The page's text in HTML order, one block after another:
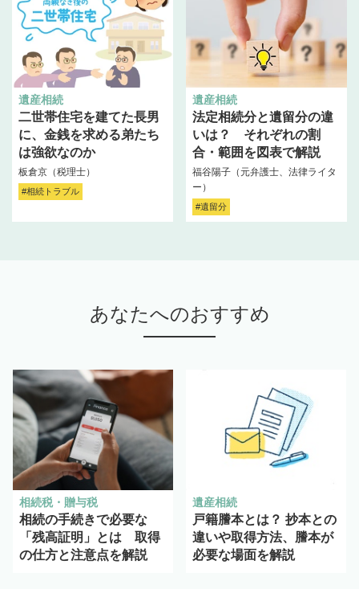
遺産相続
二世帯住宅を建てた長男
に、金銭を求める弟たち
は強欲なのか
板倉京（税理士）
#相続トラブル
遺産相続
法定相続分と遺留分の違
いは？ それぞれの割
合・範囲を図表で解説
福谷陽子（元弁護士、法律ライタ
ー）
#遺留分
あなたへのおすすめ
相続税・贈与税
相続の手続きで必要な
「残高証明」とは 取得
の仕方と注意点を解説
遺産相続
戸籍謄本とは？ 抄本との
違いや取得方法、謄本が
必要な場面を解説